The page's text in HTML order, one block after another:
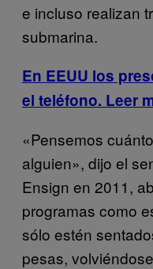
e incluso realizan
submarina.
En EEUU los
el teléfono. Leer
«Pensemos
alguien», dijo el
Ensign en 2011,
programas como
sólo estén
pesas,